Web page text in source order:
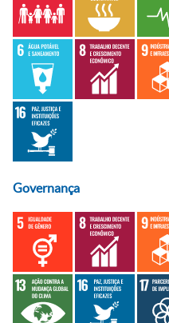
Governança